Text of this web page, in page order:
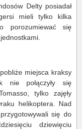
Delty posiadał
mieli tylko kilka
porozumiewać się
miejsca kraksy
nie połączyły się
tylko zajęły
helikoptera. Nad
się do
dziewięciu